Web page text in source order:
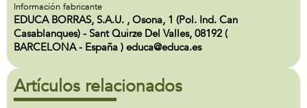
Información fabricante
EDUCA BORRAS, S.A.U. , Osona, 1 (Pol. Ind. Can
Casablanques) - Sant Quirze Del Valles, 08192 (
BARCELONA - España ) educa@educa.es
Artículos relacionados